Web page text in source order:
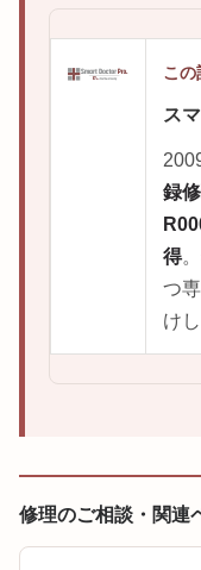
この
ス
録
得
つ
け
修理のご相談・関連